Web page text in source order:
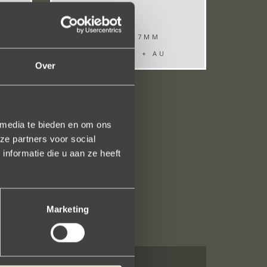
Over
te bieden en om ons
partners voor social
die u aan ze heeft
Marketing
WIDTH: 7MM
TR ZR008 + AU